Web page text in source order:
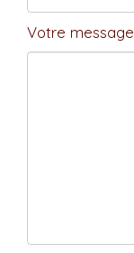
Votre message